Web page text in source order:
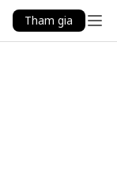
Tham gia